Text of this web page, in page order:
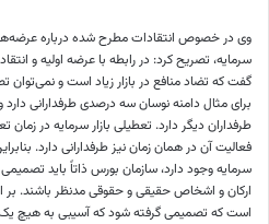
وی در خصوص انتقادات مطرح شده درباره
سرمایه، تصریح کرد: در رابطه با عرضه اولیه و
گفت که تضاد منافع در بازار زیاد است و نمی‌توان
طرفداران دیگر دارد. تعطیلی بازار سرمایه در
فعالیت آن در همان زمان نیز طرفدارانی دارد.
سرمایه وجود دارد، سازمان بورس ذاتاً باید
ارکان و اشخاص حقیقی و حقوقی مدنظر باشند.
است که تصمیمی گرفته شود که آسیبی به هیچ یک